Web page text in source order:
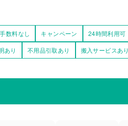
数料なし キャンペーン 24時間利用可
あり 不用品引取あり 搬入サービスあり